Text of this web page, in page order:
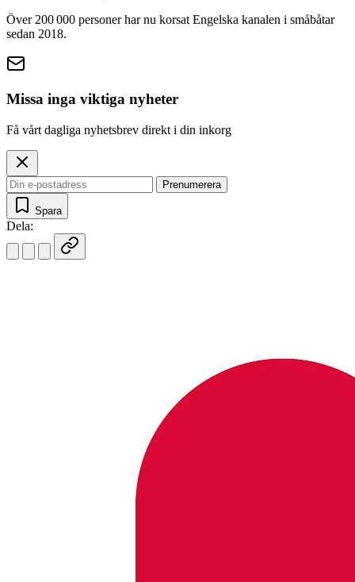
Över 200 000 personer har nu korsat Engelska kanalen i småbåtar
sedan 2018.
Missa inga viktiga nyheter
Få vårt dagliga nyhetsbrev direkt i din inkorg
Prenumerera
Spara
Dela: